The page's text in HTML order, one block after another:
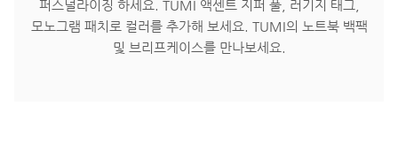
퍼스널라이징 하세요. TUMI 액센트 지퍼 풀, 러기지 태그,
모노그램 패치로 컬러를 추가해 보세요. TUMI의 노트북 백팩
및 브리프케이스를 만나보세요.